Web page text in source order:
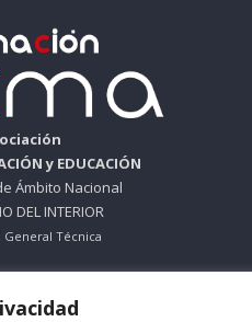
y EDUCACIÓN
Ámbito Nacional
DEL INTERIOR
General Técnica
612695